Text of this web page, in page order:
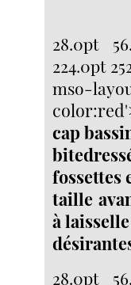
28.0pt
224.0pt
mso-
cap
fossettes
taille
à
28.0pt